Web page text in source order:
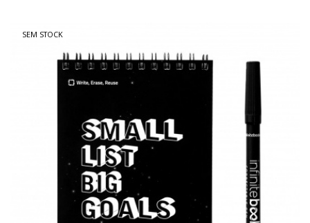
SEM STOCK